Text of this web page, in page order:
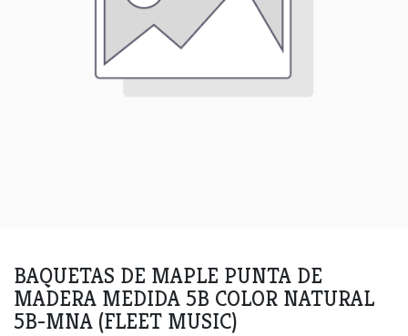
BAQUETAS DE MAPLE PUNTA DE
MADERA MEDIDA 5B COLOR NATURAL
5B-MNA (FLEET MUSIC)